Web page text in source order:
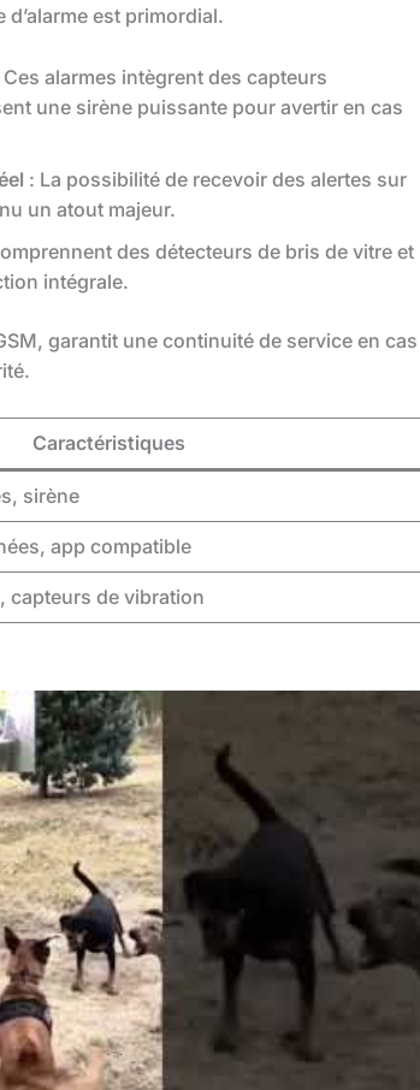
est primordial.
Ces alarmes intègrent des capteurs
une sirène puissante pour avertir en cas
: La possibilité de recevoir des alertes sur
un atout majeur.
des détecteurs de bris de vitre et
intégrale.
garantit une continuité de service en cas
Caractéristiques
sirène
app compatible
capteurs de vibration